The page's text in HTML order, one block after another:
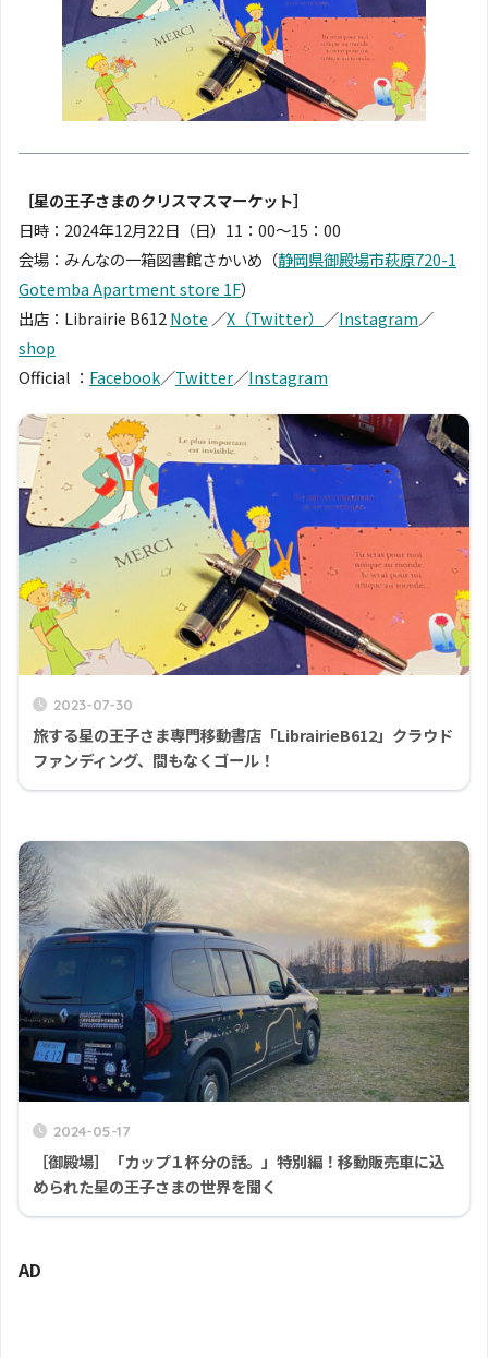
［星の王子さまのクリスマスマーケット］
日時：2024年12月22日（日）11：00〜15：00
会場：みんなの一箱図書館さかいめ（静岡県御殿場市萩原720-1
Gotemba Apartment store 1F）
出店：Librairie B612 Note ／X（Twitter） ／Instagram／
shop
Official ： Facebook／Twitter／Instagram
2023-07-30
旅する星の王子さま専門移動書店「LibrairieB612」クラウド
ファンディング、間もなくゴール！
2024-05-17
［御殿場］「カップ１杯分の話。」特別編！移動販売車に込
められた星の王子さまの世界を聞く
AD